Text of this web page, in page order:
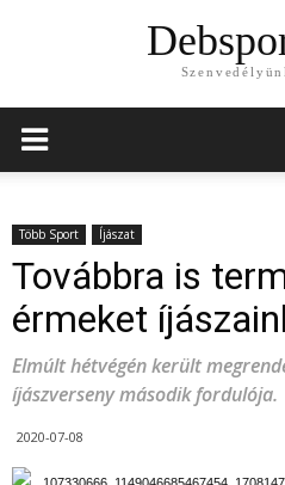
Több Sport Íjászat
Továbbra is
érmeket
Elmúlt hétvégén került
íjászverseny második fordulója.
2020-07-08